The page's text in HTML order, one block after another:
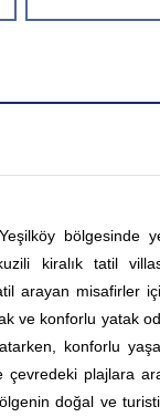
kiralık tatil
arayan misafirler
ve konforlu yatak
konforlu
plajlara
doğal ve